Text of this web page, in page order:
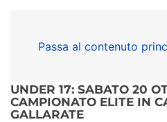
Passa al contenuto
UNDER 17: SABATO 20
CAMPIONATO ELITE IN
GALLARATE